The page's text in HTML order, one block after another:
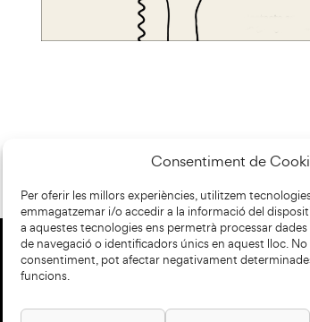
Consentiment de
Per oferir les millors experiències, utilitzem
emmagatzemar i/o accedir a la informació del
a aquestes tecnologies ens permetrà processar
de navegació o identificadors únics en aquest lloc.
consentiment, pot afectar negativament
funcions.